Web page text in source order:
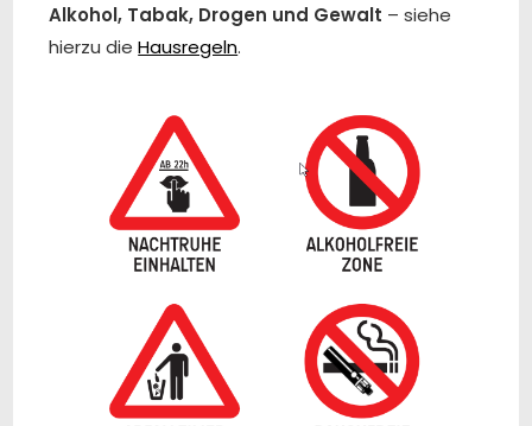
Alkohol, Tabak, Drogen und Gewalt – siehe
hierzu dieHausregeln.